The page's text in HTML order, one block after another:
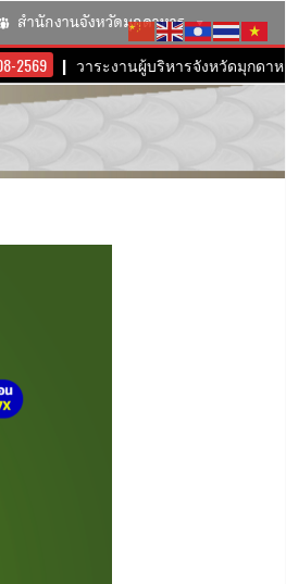
สำนักงานจังหวัดมุกดาหาร
วาระงานผู้บริหารจังหวัดมุกดาหาร 10 ส